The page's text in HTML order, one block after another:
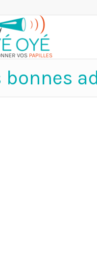
bonnes